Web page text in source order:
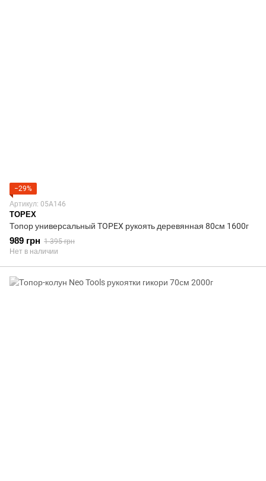
−29%
Артикул: 05A146
TOPEX
Топор универсальный TOPEX рукоять деревянная 80см 1600г
989 грн 1 395 грн
Нет в наличии